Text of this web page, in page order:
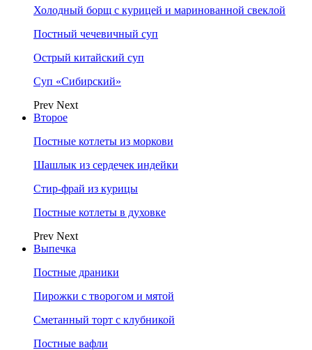
Холодный борщ с курицей и маринованной свеклой
Постный чечевичный суп
Острый китайский суп
Суп «Сибирский»
Prev Next
Второе
Постные котлеты из моркови
Шашлык из сердечек индейки
Стир-фрай из курицы
Постные котлеты в духовке
Prev Next
Выпечка
Постные драники
Пирожки с творогом и мятой
Сметанный торт с клубникой
Постные вафли